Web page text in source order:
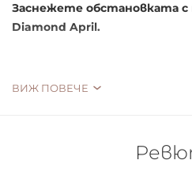
Заснежете обстановката с
Diamond April.
Богата на ултра-
ВИЖ ПОВЕЧЕ